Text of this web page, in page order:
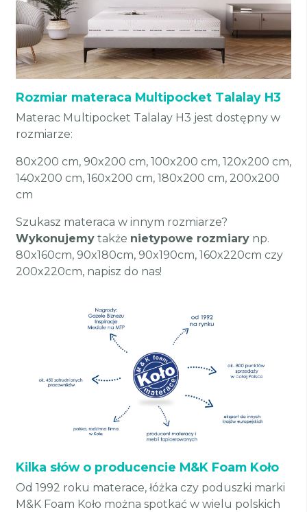
Rozmiar materaca Multipocket Talalay H3
Materac Multipocket Talalay H3 jest dostępny w
rozmiarze:
80x200 cm, 90x200 cm, 100x200 cm, 120x200 cm,
140x200 cm, 160x200 cm, 180x200 cm, 200x200
cm
Szukasz materaca w innym rozmiarze?
Wykonujemy także nietypowe rozmiary np.
80x160cm, 90x180cm, 90x190cm, 160x220cm czy
200x220cm, napisz do nas!
Kilka słów o producencie M&K Foam Koło
Od 1992 roku materace, łóżka czy poduszki marki
M&K Foam Koło można spotkać w wielu polskich